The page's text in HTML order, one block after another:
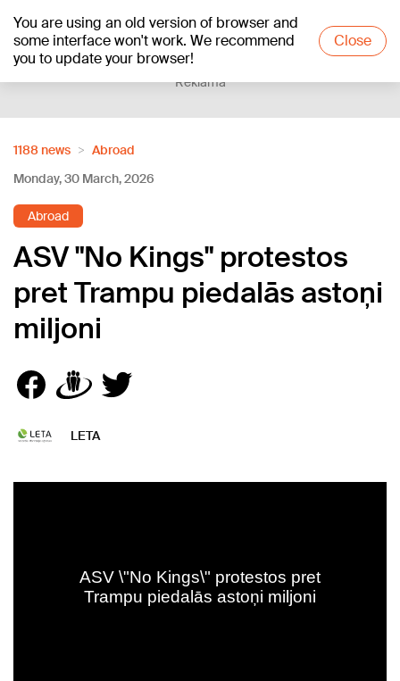
You are using an old version of browser and
some interface won't work. We recommend
you to update your browser!
Close
+13°C
Reklāma
1188 news
Abroad
Monday, 30 March, 2026
Abroad
ASV "No Kings" protestos
pret Trampu piedalās astoņi
miljoni
LETA